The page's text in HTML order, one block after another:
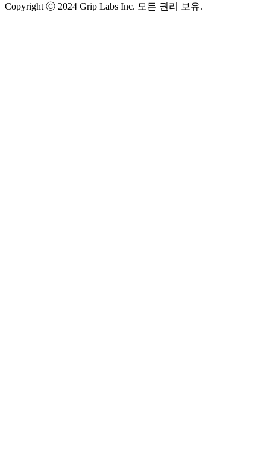
Copyright Ⓒ 2024 Grip Labs Inc. 모든 권리 보유.